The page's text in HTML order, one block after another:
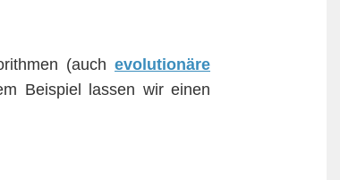
(auchevolutionäre
Beispiel lassen wir einen